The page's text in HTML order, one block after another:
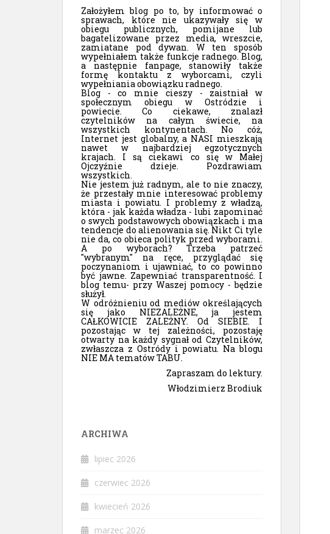
Założyłem blog po to, by informować o
sprawach, które nie ukazywały się w
obiegu publicznych, pomijane lub
bagatelizowane przez media, wreszcie,
zamiatane pod dywan. W ten sposób
wypełniałem także funkcje radnego. Blog,
a następnie fanpage, stanowiły także
formę kontaktu z wyborcami, czyli
wypełniania obowiązku radnego.
Blog - co mnie cieszy - zaistniał w
społecznym obiegu w Ostródzie i
powiecie. Co ciekawe, znalazł
czytelników na całym świecie, na
wszystkich kontynentach. No cóż,
Internet jest globalny, a NASI mieszkają
nawet w najbardziej egzotycznych
krajach. I są ciekawi co się w Małej
Ojczyźnie dzieje. Pozdrawiam
wszystkich.
Nie jestem już radnym, ale to nie znaczy,
że przestały mnie interesować problemy
miasta i powiatu. I problemy z władzą,
która - jak każda władza - lubi zapominać
o swych podstawowych obowiązkach i ma
tendencje do alienowania się. Nikt Ci tyle
nie da, co obieca polityk przed wyborami.
A po wyborach? Trzeba patrzeć
"wybranym" na ręce, przyglądać się
poczynaniom i ujawniać, to co powinno
być jawne. Zapewniać transparentność. I
blog temu- przy Waszej pomocy - będzie
służył.
W odróżnieniu od mediów określających
się jako NIEZALEŻNE, ja jestem
CAŁKOWICIE ZALEŻNY. Od SIEBIE. I
pozostając w tej zależności, pozostaję
otwarty na każdy sygnał od Czytelników,
zwłaszcza z Ostródy i powiatu. Na blogu
NIE MA tematów TABU.
Zapraszam do lektury.
Włodzimierz Brodiuk
ARCHIWA
lipiec 2026
czerwiec 2026
kwiecień 2026
marzec 2026